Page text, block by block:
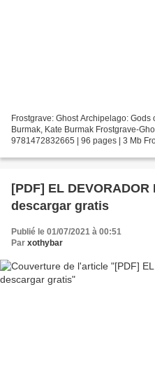
Frostgrave: Ghost Archipelago:
Burmak, Kate Burmak Frostgrave-
9781472832665 | 96 pages | 3 Mb
[PDF] EL
descargar gratis
Publié le 01/07/2021 à 00:51
Par xothybar